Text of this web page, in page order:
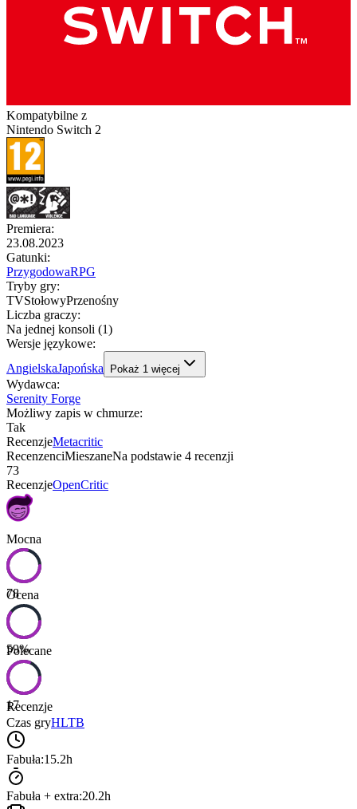
Kompatybilne z
Nintendo Switch 2
Premiera:
23.08.2023
Gatunki:
PrzygodowaRPG
Tryby gry:
TVStołowyPrzenośny
Liczba graczy:
Na jednej konsoli (1)
Wersje językowe:
AngielskaJapońska Pokaż 1 więcej
Wydawca:
Serenity Forge
Możliwy zapis w chmurze:
Tak
RecenzjeMetacritic
RecenzenciMieszaneNa podstawie 4 recenzji
73
RecenzjeOpenCritic
Mocna
78
Ocena
59%
Polecane
17
Recenzje
Czas gryHLTB
Fabuła:15.2h
Fabuła + extra:20.2h